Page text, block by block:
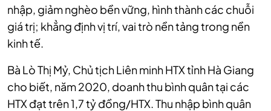
nhập, giảm nghèo bền vững, hình thành các chuỗi
giá trị; khẳng định vị trí, vai trò nền tảng trong nền
kinh tế.
Bà Lò Thị Mỷ, Chủ tịch Liên minh HTX tỉnh Hà Giang
cho biết, năm 2020, doanh thu bình quân tại các
HTX đạt trên 1,7 tỷ đồng/HTX. Thu nhập bình quân